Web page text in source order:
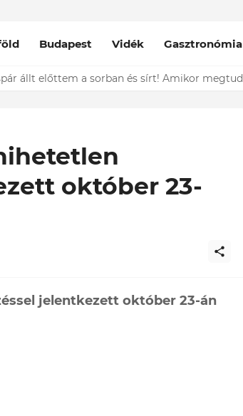
Budapest Vidék Gasztronómia
október 23-
jelentkezett október 23-án